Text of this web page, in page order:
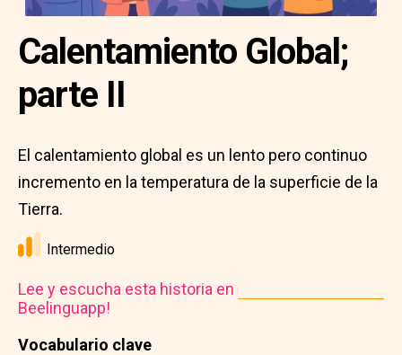
Vocabulario clave
Calentamiento Global;
parte II
El calentamiento global es un lento pero continuo
incremento en la temperatura de la superficie de la
Tierra.
Intermedio
Lee y escucha esta historia en
Beelinguapp!